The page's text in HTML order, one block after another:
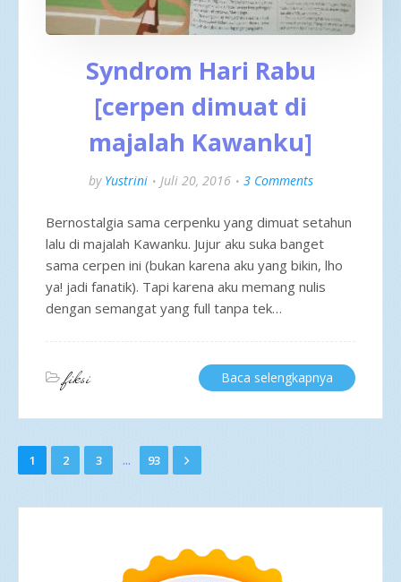
Syndrom Hari Rabu
[cerpen dimuat di
majalah Kawanku]
by Yustrini Juli 20, 2016 3 Comments
Bernostalgia sama cerpenku yang dimuat setahun
lalu di majalah Kawanku. Jujur aku suka banget
sama cerpen ini (bukan karena aku yang bikin, lho
ya! jadi fanatik). Tapi karena aku memang nulis
dengan semangat yang full tanpa tek…
fiksi Baca selengkapnya
1 2 3 ... 93